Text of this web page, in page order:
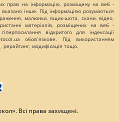
прав на інформацію, розміщену на веб -
інше. Під інформацією розуміються
малюнки, ящик-шота, скани, відео,
матеріалів, розміщених на веб -
відкритого для індексації
обов`язкове. Під використанням
рерайтинг, модифікація тощо.
Всі права захищені.